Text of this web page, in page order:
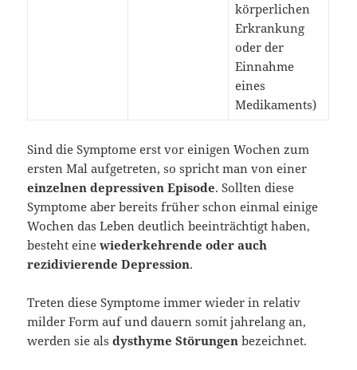
körperlichen
Erkrankung
oder der
Einnahme
eines
Medikaments)
Sind die Symptome erst vor einigen Wochen zum
ersten Mal aufgetreten, so spricht man von einer
einzelnen depressiven Episode. Sollten diese
Symptome aber bereits früher schon einmal einige
Wochen das Leben deutlich beeinträchtigt haben,
besteht einewiederkehrende oder auch
rezidivierende Depression.
Treten diese Symptome immer wieder in relativ
milder Form auf und dauern somit jahrelang an,
werden sie alsdysthyme Störungen bezeichnet.